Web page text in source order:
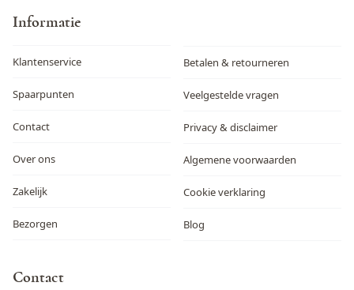
Informatie
Klantenservice
Spaarpunten
Contact
Over ons
Zakelijk
Bezorgen
Betalen & retourneren
Veelgestelde vragen
Privacy & disclaimer
Algemene voorwaarden
Cookie verklaring
Blog
Contact